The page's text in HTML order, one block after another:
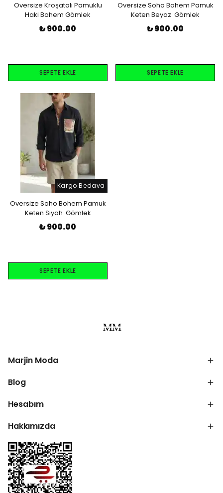
Oversize Kroşatalı Pamuklu
Haki Bohem Gömlek
₺ 900.00
SEPETE EKLE
Oversize Soho Bohem Pamuk
Keten Beyaz Gömlek
₺ 900.00
SEPETE EKLE
Kargo Bedava
Oversize Soho Bohem Pamuk
Keten Siyah Gömlek
₺ 900.00
SEPETE EKLE
Marjin Moda
Blog
Hesabım
Hakkımızda